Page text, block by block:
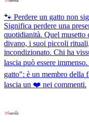
🐾 Perdere un gatto non
Significa perdere una
quotidianità. Quel musetto
divano, i suoi piccoli
incondizionato. Chi ha
lascia può essere
gatto": è un membro della
lascia un ❤️ nei commenti.